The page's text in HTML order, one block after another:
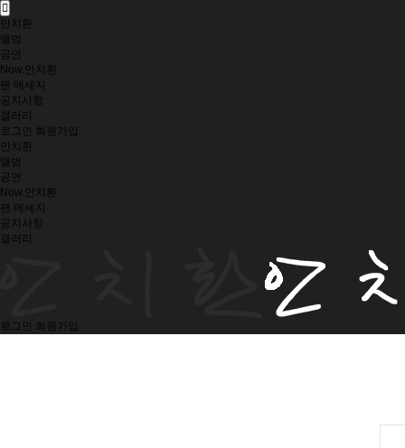
안치환
앨범
공연
Now.안치환
팬 메세지
공지사항
갤러리
로그인
회원가입
안치환
앨범
공연
Now.안치환
팬 메세지
공지사항
갤러리
로그인 회원가입